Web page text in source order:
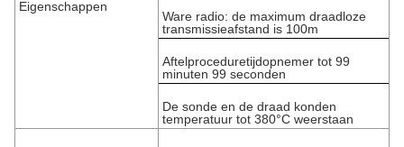
Eigenschappen
Ware radio: de maximum draadloze
transmissieafstand is 100m
Aftelproceduretijdopnemer tot 99
minuten 99 seconden
De sonde en de draad konden
temperatuur tot 380°C weerstaan